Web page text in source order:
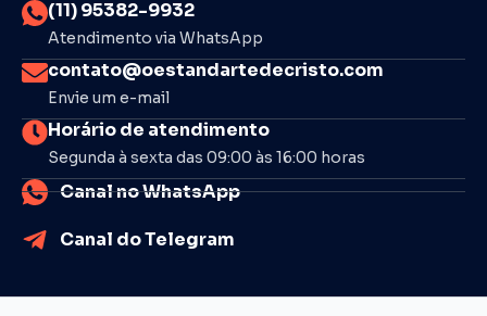
(11) 95382-9932
Atendimento via WhatsApp
contato@oestandartedecristo.com
Envie um e-mail
Horário de atendimento
Segunda à sexta das 09:00 às 16:00 horas
Canal no WhatsApp
Canal do Telegram